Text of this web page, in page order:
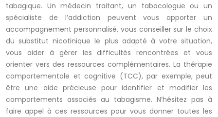
tabagique. Un médecin traitant, un tabacologue ou un
spécialiste de l’addiction peuvent vous apporter un
accompagnement personnalisé, vous conseiller sur le choix
du substitut nicotinique le plus adapté à votre situation,
vous aider à gérer les difficultés rencontrées et vous
orienter vers des ressources complémentaires. La thérapie
comportementale et cognitive (TCC), par exemple, peut
être une aide précieuse pour identifier et modifier les
comportements associés au tabagisme. N’hésitez pas à
faire appel à ces ressources pour vous donner toutes les